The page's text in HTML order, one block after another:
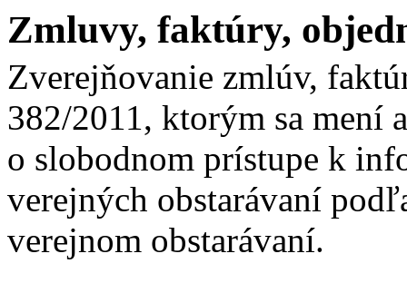
Zmluvy, faktúry,
Zverejňovanie zmlúv,
382/2011, ktorým sa mení
o slobodnom prístupe k
verejných obstarávaní
verejnom obstarávaní.